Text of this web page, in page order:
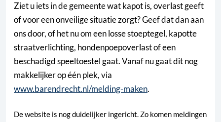
Ziet u iets in de gemeente wat kapot is, overlast geeft
of voor een onveilige situatie zorgt? Geef dat dan aan
ons door, of het nu om een losse stoeptegel, kapotte
straatverlichting, hondenpoepoverlast of een
beschadigd speeltoestel gaat. Vanaf nu gaat dit nog
makkelijker op één plek, via
www.barendrecht.nl/melding-maken.
De website is nog duidelijker ingericht. Zo komen meldingen